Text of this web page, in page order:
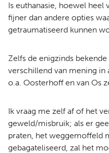
Is euthanasie, hoewel
fijner dan andere opties
getraumatiseerd kunnen
Zelfs de enigzinds
verschillend van mening in
o.a. Oosterhoff en van Os
Ik vraag me zelf af of het
geweld/misbruik; als er
praten, het weggemoffeld
gebagateliseerd, zal het